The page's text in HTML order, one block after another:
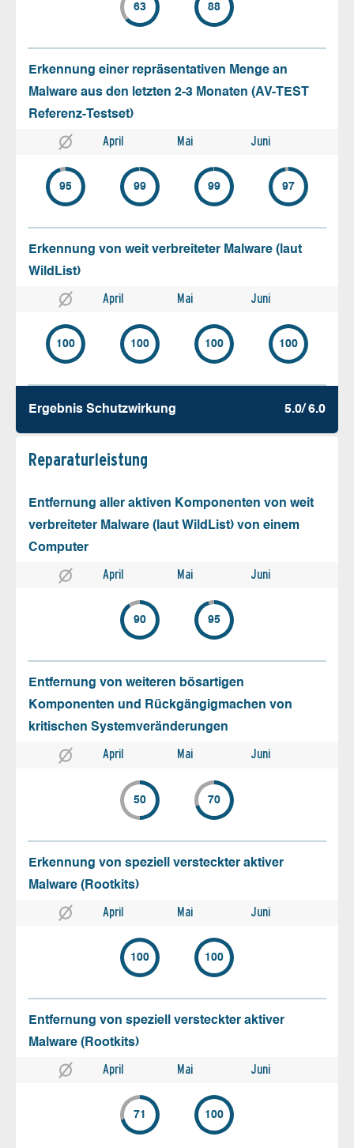
63 88
Erkennung einer repräsentativen Menge an
Malware aus den letzten 2-3 Monaten (AV-TEST
Referenz-Testset)
April Mai Juni
95 99 99 97
Erkennung von weit verbreiteter Malware (laut
WildList)
April Mai Juni
100 100 100 100
Ergebnis Schutz­wirkung 5.0/ 6.0
Reparatur­leistung
Entfernung aller aktiven Komponenten von weit
verbreiteter Malware (laut WildList) von einem
Computer
April Mai Juni
90 95
Entfernung von weiteren bösartigen
Komponenten und Rückgängigmachen von
kritischen Systemveränderungen
April Mai Juni
50 70
Erkennung von speziell versteckter aktiver
Malware (Rootkits)
April Mai Juni
100 100
Entfernung von speziell versteckter aktiver
Malware (Rootkits)
April Mai Juni
71 100